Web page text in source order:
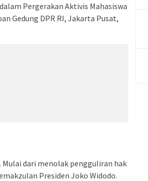
Pergerakan Aktivis Mahasiswa
Gedung DPR RI, Jakarta Pusat,
Mulai dari menolak pengguliran hak
Presiden Joko Widodo.